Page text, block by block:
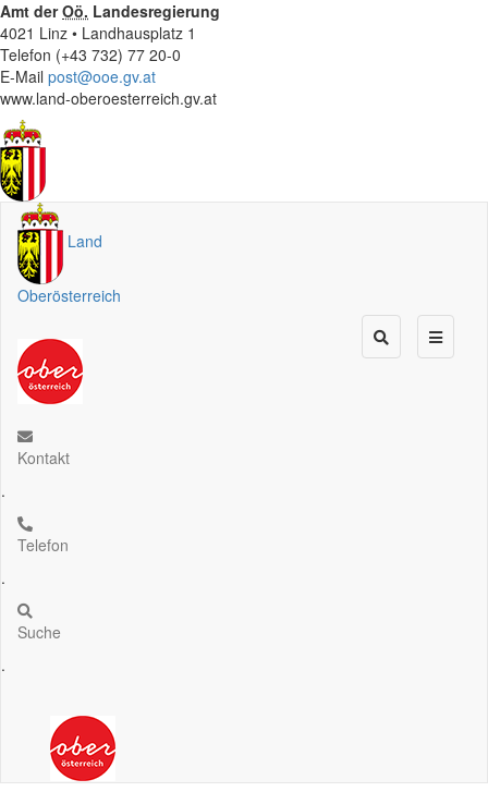
Amt derOö. Landesregierung
4021 Linz • Landhausplatz 1
Telefon (+43 732) 77 20-0
E-Mail post@ooe.gv.at
www.land-oberoesterreich.gv.at
Land
Oberösterreich
Kontakt
.
Telefon
.
Suche
.